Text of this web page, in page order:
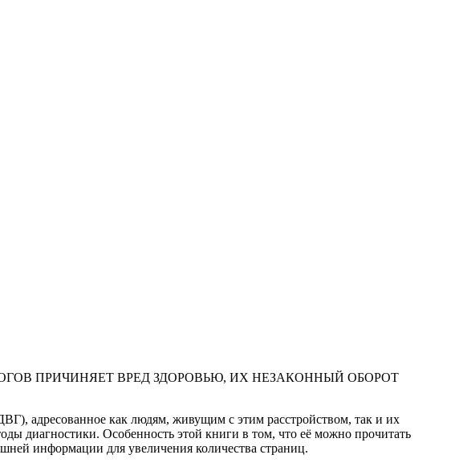
ПРИЧИНЯЕТ ВРЕД ЗДОРОВЬЮ, ИХ НЕЗАКОННЫЙ ОБОРОТ
адресованное как людям, живущим с этим расстройством, так и их
диагностики. Особенность этой книги в том, что её можно прочитать
информации для увеличения количества страниц.